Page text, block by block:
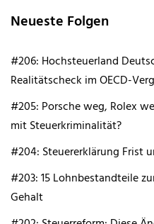
Neueste Folgen
#206: Hochsteuerland
Realitätscheck im OECD-
#205: Porsche weg, Rolex
mit Steuerkriminalität?
#204: Steuererklärung Frist
#203: 15 Lohnbestandteile
Gehalt